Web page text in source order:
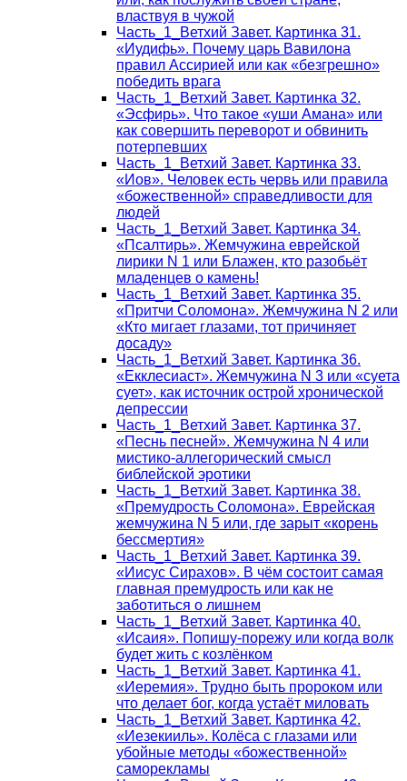
властвуя в чужой
Часть_1_Ветхий Завет. Картинка 31.
«Иудифь». Почему царь Вавилона
правил Ассирией или как «безгрешно»
победить врага
Часть_1_Ветхий Завет. Картинка 32.
«Эсфирь». Что такое «уши Амана» или
как совершить переворот и обвинить
потерпевших
Часть_1_Ветхий Завет. Картинка 33.
«Иов». Человек есть червь или правила
«божественной» справедливости для
людей
Часть_1_Ветхий Завет. Картинка 34.
«Псалтирь». Жемчужина еврейской
лирики N 1 или Блажен, кто разобьёт
младенцев о камень!
Часть_1_Ветхий Завет. Картинка 35.
«Притчи Соломона». Жемчужина N 2 или
«Кто мигает глазами, тот причиняет
досаду»
Часть_1_Ветхий Завет. Картинка 36.
«Екклесиаст». Жемчужина N 3 или «суета
сует», как источник острой хронической
депрессии
Часть_1_Ветхий Завет. Картинка 37.
«Песнь песней». Жемчужина N 4 или
мистико-аллегорический смысл
библейской эротики
Часть_1_Ветхий Завет. Картинка 38.
«Премудрость Соломона». Еврейская
жемчужина N 5 или, где зарыт «корень
бессмертия»
Часть_1_Ветхий Завет. Картинка 39.
«Иисус Сирахов». В чём состоит самая
главная премудрость или как не
заботиться о лишнем
Часть_1_Ветхий Завет. Картинка 40.
«Исаия». Попишу-порежу или когда волк
будет жить с козлёнком
Часть_1_Ветхий Завет. Картинка 41.
«Иеремия». Трудно быть пророком или
что делает бог, когда устаёт миловать
Часть_1_Ветхий Завет. Картинка 42.
«Иезекииль». Колёса с глазами или
убойные методы «божественной»
саморекламы